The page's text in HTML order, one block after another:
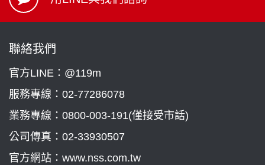
聯絡我們
官方LINE：@119m
服務專線： 02-77286078
業務專線： 0800-003-191(僅接受市話)
公司傳真：02-33930507
官方網站：www.nss.com.tw